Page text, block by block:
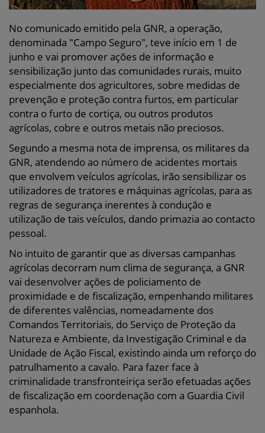
No comunicado emitido pela GNR, a operação,
denominada "Campo Seguro", teve início em 1 de
junho e vai promover ações de informação e
sensibilização junto das comunidades rurais, muito
especialmente dos agricultores, sobre medidas de
prevenção e proteção contra furtos, em particular
contra o furto de cortiça, ou outros produtos
agrícolas, cobre e outros metais não preciosos.
Segundo a mesma nota de imprensa, os militares da
GNR, atendendo ao número de acidentes mortais
que envolvem veículos agrícolas, irão sensibilizar os
utilizadores de tratores e máquinas agrícolas, para as
regras de segurança inerentes à condução e
utilização de tais veículos, dando primazia ao contacto
pessoal.
No intuito de garantir que as diversas campanhas
agrícolas decorram num clima de segurança, a GNR
vai desenvolver ações de policiamento de
proximidade e de fiscalização, empenhando militares
de diferentes valências, nomeadamente dos
Comandos Territoriais, do Serviço de Proteção da
Natureza e Ambiente, da Investigação Criminal e da
Unidade de Ação Fiscal, existindo ainda um reforço do
patrulhamento a cavalo. Para fazer face à
criminalidade transfronteiriça serão efetuadas ações
de fiscalização em coordenação com a Guardia Civil
espanhola.